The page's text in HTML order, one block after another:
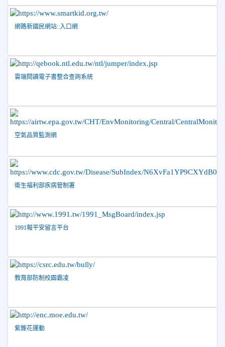
2026-06-09
賀 本校籃球隊參加 2026花蓮縣第46屆假
日盃籃球賽 榮獲季軍！
齡游泳錦標賽榮獲佳績！
2026-06-02
榮譽
賀 本校跆拳道隊參加 115年花蓮縣「縣
2026-05-03
Show and Tell榮獲佳績
2026-04-30 國稅局「114年度綜合所得稅結算申報」宣導內
2026-04-27
球錦標賽 榮獲亞軍！
促進繪畫比賽優勝名單
榮譽
網路新國民網站::入口網
雲端閱讀電子書整合查詢系統
空氣品質監測網
衛生福利部疾病管制署
1991報平安留言平台
教育部防制校園霸凌
紫錐花運動